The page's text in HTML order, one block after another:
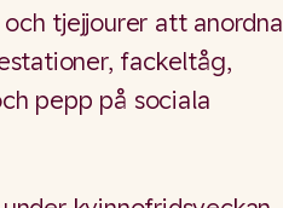
tjejjourer att anordna
fackeltåg,
pepp på sociala